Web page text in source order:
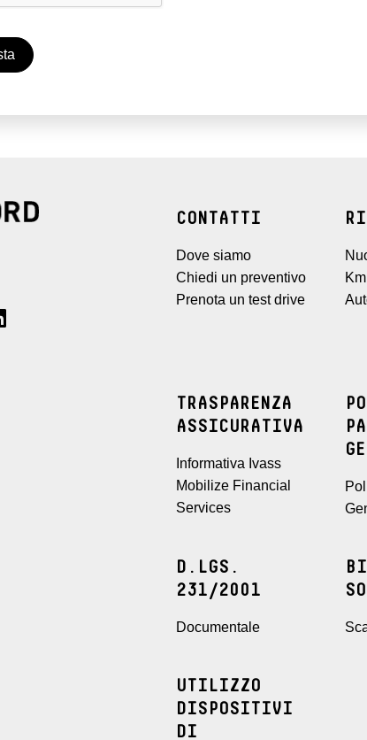
CONTATTI
Dove siamo
Chiedi un preventivo
Prenota un test drive
TRASPARENZA
ASSICURATIVA
Informativa Ivass
Mobilize Financial
Services
D.LGS.
231/2001
Documentale
UTILIZZO
DISPOSITIVI
DI